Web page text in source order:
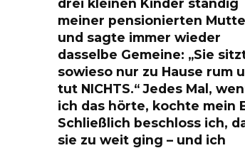
drei kleinen Kinder ständig
meiner pensionierten
und sagte immer wieder
dasselbe Gemeine: „Sie
sowieso nur zu Hause rum
tut NICHTS.“ Jedes Mal,
ich das hörte, kochte mein
Schließlich beschloss ich,
sie zu weit ging – und ich